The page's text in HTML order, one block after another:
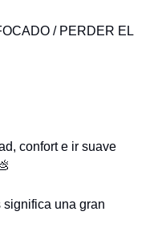
/ PERDER EL
confort e ir suave
significa una gran